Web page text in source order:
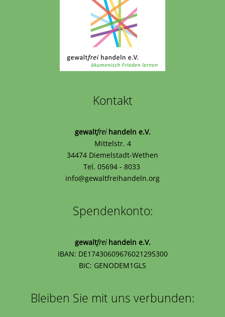
Kontakt
gewaltfreihandeln e.V.
Mittelstr. 4
34474 Diemelstadt-Wethen
Tel. 05694 - 8033
info@gewaltfreihandeln.org
Spendenkonto:
gewaltfreihandeln e.V.
IBAN: DE17430609676021295300
BIC: GENODEM1GLS
Bleiben Sie mit uns verbunden: